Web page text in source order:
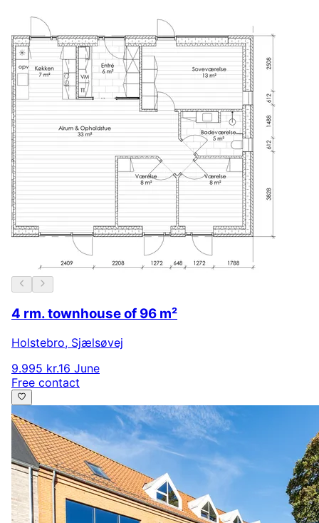
4 rm. townhouse of 96 m²
Holstebro, Sjælsøvej
9.995 kr.16 June
Free contact